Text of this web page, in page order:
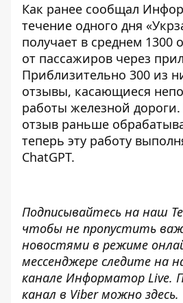
Как ранее сообщал
течение одного дня
получает в среднем 1300
от пассажиров через
Приблизительно 300 из
отзывы, касающиеся
работы железной
отзыв раньше
теперь эту работу
ChatGPT.
Подписывайтесь на наш
чтобы не пропустить
новостями в режиме
мессенджере следите на
канале Информатор Live.
канал в Viber можно здесь.